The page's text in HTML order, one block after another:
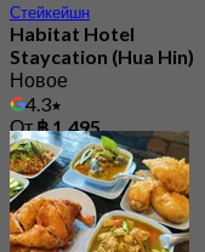
Стейкейшн
Habitat Hotel
Staycation (Hua Hin)
Новое
4.3
От฿ 1,495